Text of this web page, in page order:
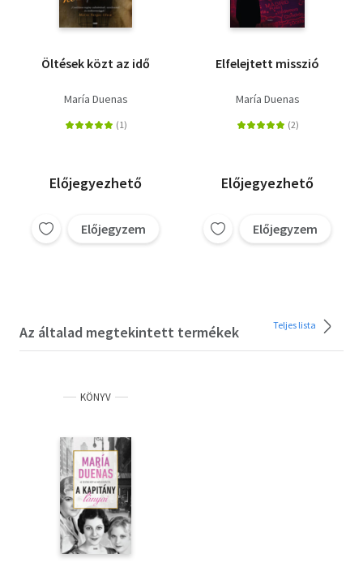
Öltések közt az idő
María Duenas
Előjegyezhető
Előjegyzem
Elfelejtett misszió
María Duenas
Előjegyezhető
Előjegyzem
Az általad megtekintett termékek Teljes lista
KÖNYV